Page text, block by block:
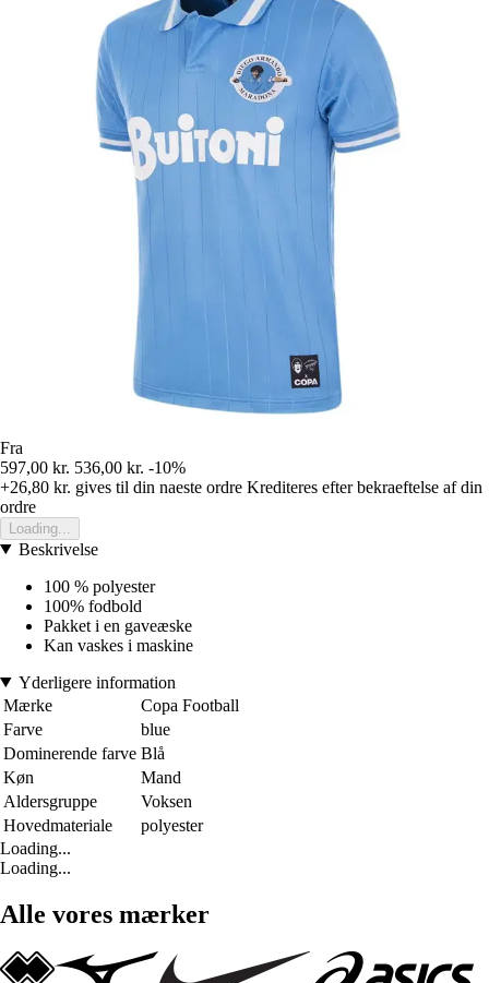
Fra
597,00 kr. 536,00 kr. -10%
+26,80 kr. gives til din naeste ordre Krediteres efter bekraeftelse af din
ordre
Loading...
Beskrivelse
100 % polyester
100% fodbold
Pakket i en gaveæske
Kan vaskes i maskine
Yderligere information
Mærke
Copa Football
Farve
blue
Dominerende farve Blå
Køn
Mand
Aldersgruppe
Voksen
Hovedmateriale
polyester
Loading...
Loading...
Alle vores mærker